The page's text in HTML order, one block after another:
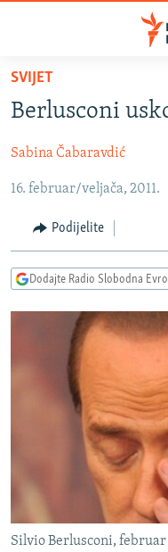
Pređite
glavni
Pređite
na
navigaciju
Pređite
na
pretragu
VIJESTI
SRBIJA
KOSOVO
CRNA GORA
VIZUELNO
VIDEO
FOTOGALERIJE
INFOGRAFIKE
PODCASTI
RAT U UKRAJINI
KINA NA BALKANU
RSE PRIČE IZ SVIJETA
ISPRIČAJ MI
DNEVNO@RSE
SPECIJALI RSE
VIŠE OD NASLOVA
GENOCID U SREBRENICI
PRATITE NAS
SVIJET
Berlusconi
Sabina Čabaravdić
16. februar/veljača, 2011.
Podijelite
Dodajte Radio Slobodna
Silvio Berlusconi, februar